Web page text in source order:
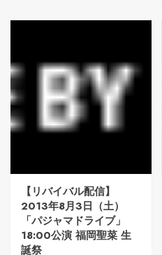
【リバイバル配信】
2013年8月3日（土）
「パジャマドライブ」
18:00公演 福岡聖菜 生
誕祭